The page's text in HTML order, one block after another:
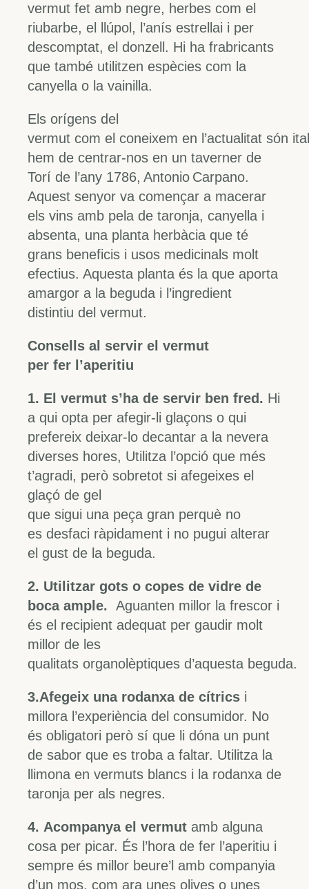
vermut fet amb negre, herbes com el
riubarbe, el llúpol, l’anís estrellai i per
descomptat, el donzell. Hi ha frabricants
que també utilitzen espècies com la
canyella o la vainilla.
Els orígens del
vermut com el coneixem en l’actualitat són
hem de centrar-nos en un taverner de
Torí de l’any 1786, Antonio Carpano.
Aquest senyor va començar a macerar
els vins amb pela de taronja, canyella i
absenta, una planta herbàcia que té
grans beneficis i usos medicinals molt
efectius. Aquesta planta és la que aporta
amargor a la beguda i l’ingredient
distintiu del vermut.
Consells al servir el vermut
per fer l’aperitiu
1. El vermut s’ha de servir ben fred. Hi
a qui opta per afegir-li glaçons o qui
prefereix deixar-lo decantar a la nevera
diverses hores, Utilitza l’opció que més
t’agradi, però sobretot si afegeixes el
glaçó de gel
que sigui una peça gran perquè no
es desfaci ràpidament i no pugui alterar
el gust de la beguda.
2. Utilitzar gots o copes de vidre de
boca ample. Aguanten millor la frescor i
és el recipient adequat per gaudir molt
millor de les
qualitats organolèptiques d’aquesta beguda.
3.Afegeix una rodanxa de cítrics i
millora l’experiència del consumidor. No
és obligatori però sí que li dóna un punt
de sabor que es troba a faltar. Utilitza la
llimona en vermuts blancs i la rodanxa de
taronja per als negres.
4. Acompanya el vermut amb alguna
cosa per picar. És l’hora de fer l’aperitiu i
sempre és millor beure’l amb companyia
d’un mos, com ara unes olives o unes